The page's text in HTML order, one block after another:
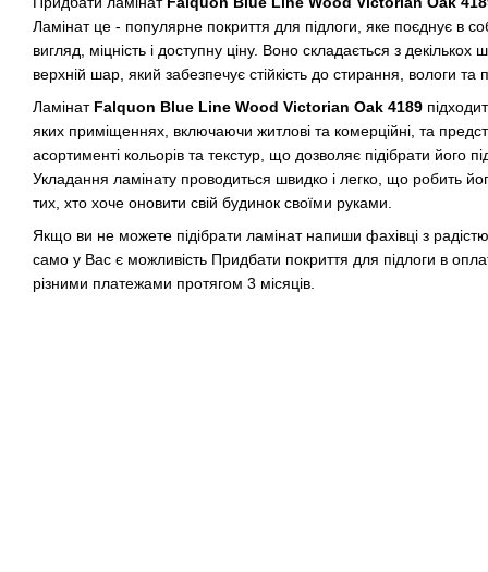
Ламінат це - популярне покриття для підлоги, яке поєднує в
вигляд, міцність і доступну ціну. Воно складається з
верхній шар, який забезпечує стійкість до стирання, вологи та
Ламінат Falquon Blue Line Wood Victorian Oak 4189
яких приміщеннях, включаючи житлові та комерційні, та
асортименті кольорів та текстур, що дозволяє підібрати його
Укладання ламінату проводиться швидко і легко, що робить
тих, хто хоче оновити свій будинок своїми руками.
Якщо ви не можете підібрати ламінат напиши фахівці з
само у Вас є можливість Придбати покриття для підлоги в
різними платежами протягом 3 місяців.